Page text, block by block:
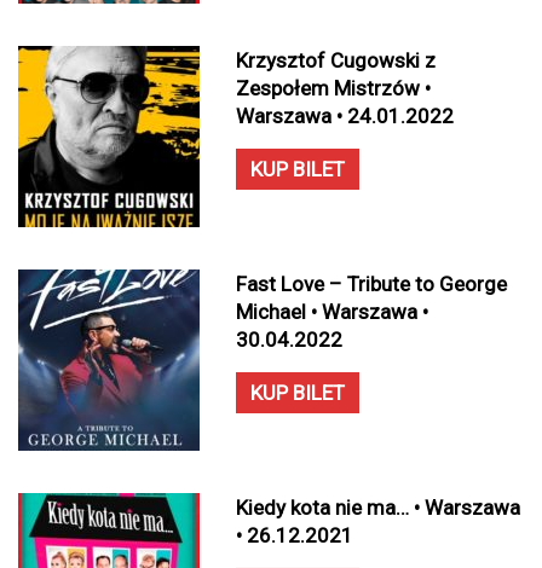
Krzysztof Cugowski z
Zespołem Mistrzów •
Warszawa • 24.01.2022
KUP BILET
Fast Love – Tribute to George
Michael • Warszawa •
30.04.2022
KUP BILET
Kiedy kota nie ma… • Warszawa
• 26.12.2021